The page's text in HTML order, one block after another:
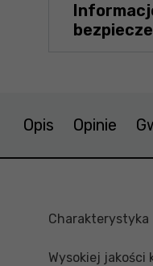
Opis Opinie
Charakterystyka
Wysokiej jakości